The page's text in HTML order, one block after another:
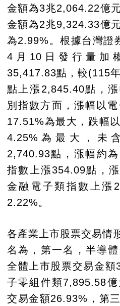
金額為3兆2,064.22億
金額為2兆9,324.33億
為2.99%。根據台灣證
4月10日發行量加
35,417.83點，較(115
點上漲2,845.40點，
別指數方面，漲幅以
17.51%為最大，跌幅
4.25%為最大，未
2,740.93點，漲幅約
指數上漲354.09點，
金融電子類指數上漲
2.22%。
各產業上市股票交易情
名為，第一名，半導
全體上市股票交易金
子零組件類7,895.58
交易金額26.93%，第